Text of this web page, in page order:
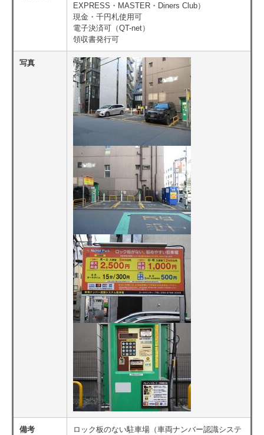
EXPRESS・MASTER・Diners Club）
現金・千円札使用可
電子決済可（QT-net）
領収書発行可
写真
備考
ロック板のない駐車場（車両ナンバー認識システ